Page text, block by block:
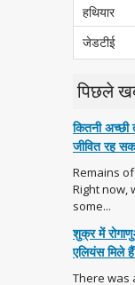
हथियार
जेडटीई
पिछले
कितनी
जीवित रह
Remains
Right now,
some...
शुक्र में
एलियंस मिले
There was